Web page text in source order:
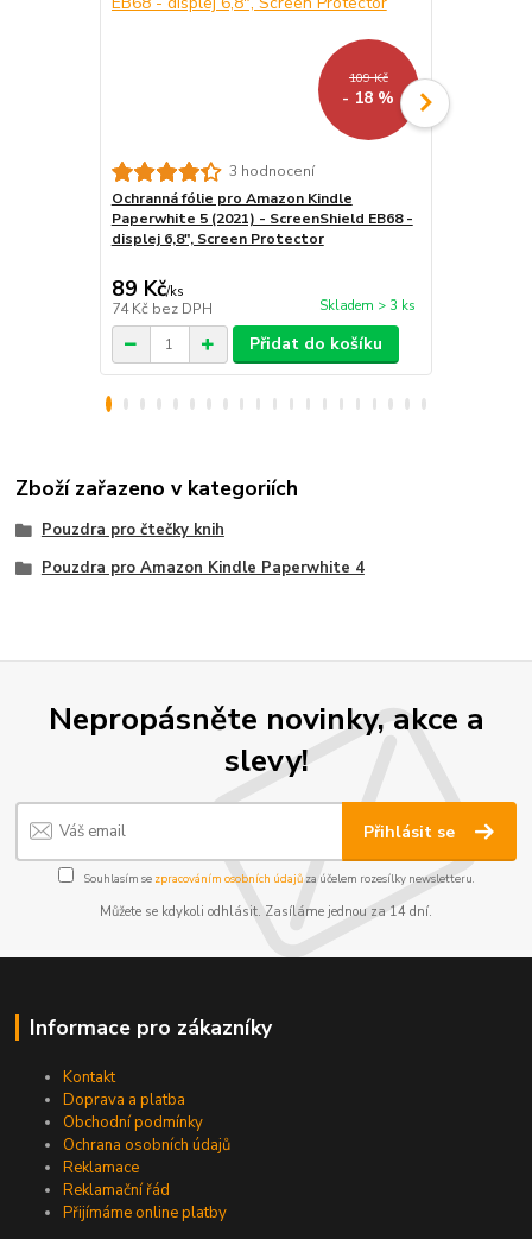
109 Kč
- 18 %
3 hodnocení
Ochranná fólie pro Amazon Kindle
Paperwhite 5 (2021) - ScreenShield EB68 -
displej 6,8", Screen Protector
89 Kč/ks
74 Kč bez DPH Skladem > 3 ks
Přidat do košíku
Zboží zařazeno v kategoriích
Pouzdra pro čtečky knih
Pouzdra pro Amazon Kindle Paperwhite 4
Nepropásněte novinky, akce a
slevy!
Přihlásit se
Souhlasím se zpracováním osobních údajůza účelem rozesílky newsletteru.
Můžete se kdykoli odhlásit. Zasíláme jednou za 14 dní.
Informace pro zákazníky
Kontakt
Doprava a platba
Obchodní podmínky
Ochrana osobních údajů
Reklamace
Reklamační řád
Přijímáme online platby